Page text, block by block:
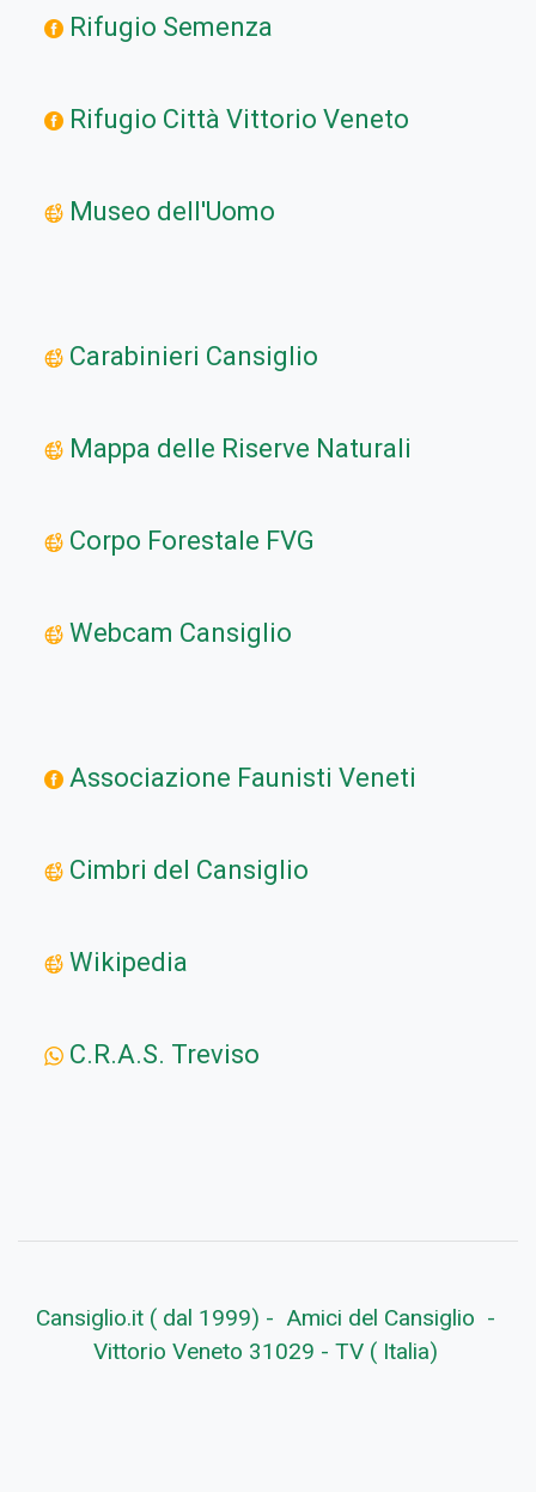
Rifugio Semenza
Rifugio Città Vittorio Veneto
Museo dell'Uomo
Carabinieri Cansiglio
Mappa delle Riserve Naturali
Corpo Forestale FVG
Webcam Cansiglio
Associazione Faunisti Veneti
Cimbri del Cansiglio
Wikipedia
C.R.A.S. Treviso
Cansiglio.it ( dal 1999) - Amici del Cansiglio -
Vittorio Veneto 31029 - TV ( Italia)